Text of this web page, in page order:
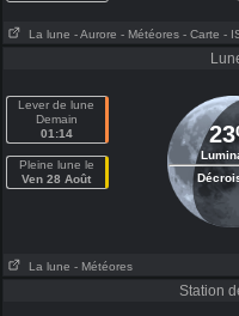
La lune - Aurore - Météores - Carte -
Lever de lune
Demain
01:14
Pleine lune le
Ven 28 Août
La lune - Météores
Station